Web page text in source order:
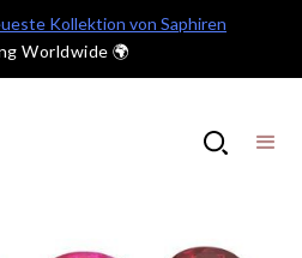
Kollektion von Saphiren
Worldwide 🌍